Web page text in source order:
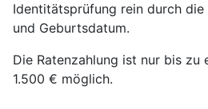
Identitätsprüfung rein durch
und Geburtsdatum.
Die Ratenzahlung ist nur bis zu
1.500 € möglich.